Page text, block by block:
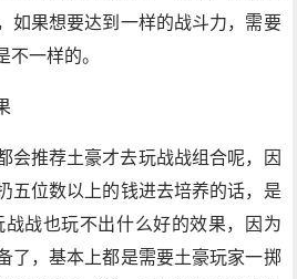
如果想要达到一样的战斗力，需要
不一样的。
会推荐土豪才去玩战战组合呢，因
五位数以上的钱进去培养的话，是
战也玩不出什么好的效果，因为
了，基本上都是需要土豪玩家一掷